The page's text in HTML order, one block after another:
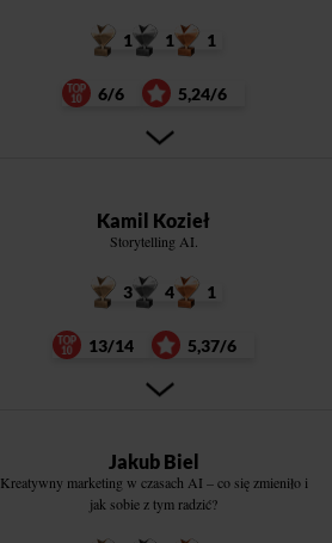
1 1 1
6/6 5,24/6
Kamil Kozieł
Storytelling AI.
3 4 1
13/14 5,37/6
Jakub Biel
Kreatywny marketing w czasach AI – co się zmieniło i
jak sobie z tym radzić?